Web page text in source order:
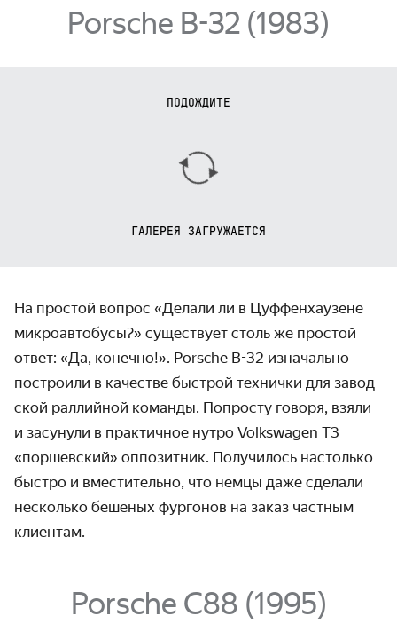
Porsche B-32 (1983)
ПОДОЖДИТЕ
ГАЛЕРЕЯ ЗАГРУЖАЕТСЯ
На простой вопрос «Делали ли в Цуффен­хаузене
микро­автобусы?» суще­ствует столь же простой
ответ: «Да, конечно!». Porsche B-32 изна­чально
построили в качестве быстрой технички для завод­
ской раллийной команды. Попросту говоря, взяли
и засунули в практич­ное нутро Volkswagen T3
«поршев­ский» оппозитник. Получилось настолько
быстро и вмести­тельно, что немцы даже сделали
несколько бешеных фургонов на заказ частным
клиентам.
Porsche С88 (1995)